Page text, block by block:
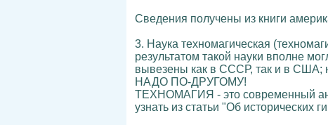
Сведения получены из книги
3. Наука техномагическая
результатом такой науки вполне
вывезены как в СССР, так и в
НАДО ПО-ДРУГОМУ!
ТЕХНОМАГИЯ - это современный
узнать из статьи "Об исторических